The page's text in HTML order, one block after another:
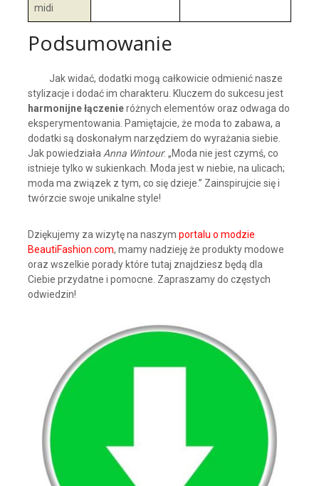
midi
Podsumowanie
Jak widać, dodatki mogą całkowicie odmienić nasze
stylizacje i dodać im charakteru. Kluczem do sukcesu jest
harmonijne łączenieróżnych elementów oraz odwaga do
eksperymentowania. Pamiętajcie, że moda to zabawa, a
dodatki są doskonałym narzędziem do wyrażania siebie.
Jak powiedziałaAnna Wintour: „Moda nie jest czymś, co
istnieje tylko w sukienkach. Moda jest w niebie, na ulicach;
moda ma związek z tym, co się dzieje.” Zainspirujcie się i
twórzcie swoje unikalne style!
Dziękujemy za wizytę na naszym portalu o modzie
BeautiFashion.com, mamy nadzieję że produkty modowe
oraz wszelkie porady które tutaj znajdziesz będą dla
Ciebie przydatne i pomocne. Zapraszamy do częstych
odwiedzin!